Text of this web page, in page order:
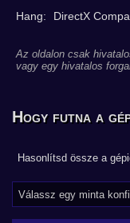
Hang:
DirectX
Az oldalon csak
vagy egy hivatalos
Hogy futna a
Hasonlítsd össze a